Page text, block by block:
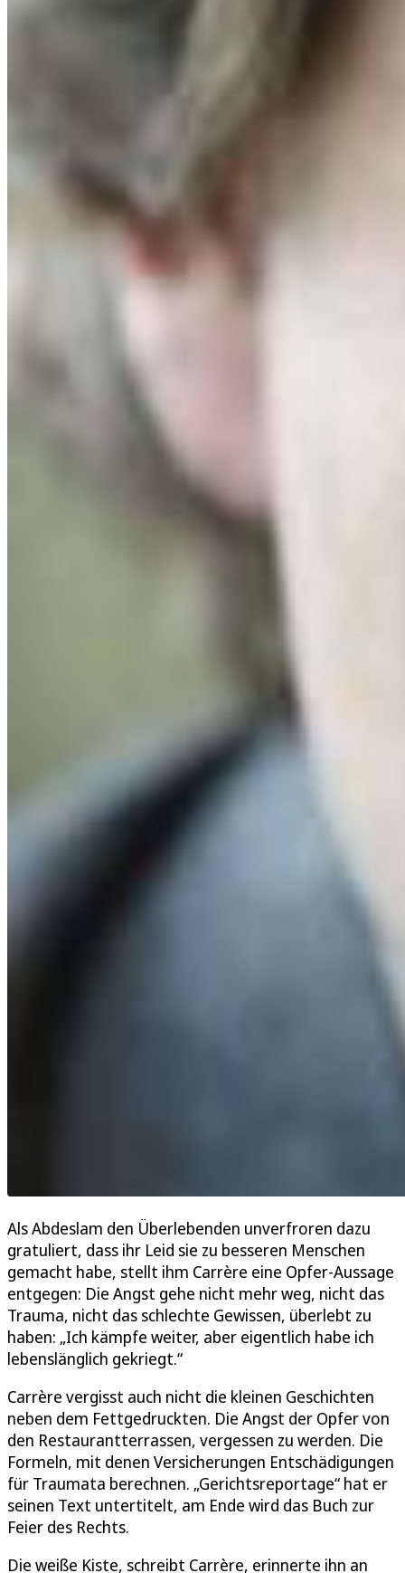
Als Abdeslam den Überlebenden unverfroren dazu
gratuliert, dass ihr Leid sie zu besseren Menschen
gemacht habe, stellt ihm Carrère eine Opfer-Aussage
entgegen: Die Angst gehe nicht mehr weg, nicht das
Trauma, nicht das schlechte Gewissen, überlebt zu
haben: „Ich kämpfe weiter, aber eigentlich habe ich
lebenslänglich gekriegt.“
Carrère vergisst auch nicht die kleinen Geschichten
neben dem Fettgedruckten. Die Angst der Opfer von
den Restaurantterrassen, vergessen zu werden. Die
Formeln, mit denen Versicherungen Entschädigungen
für Traumata berechnen. „Gerichtsreportage“ hat er
seinen Text untertitelt, am Ende wird das Buch zur
Feier des Rechts.
Die weiße Kiste, schreibt Carrère, erinnerte ihn an